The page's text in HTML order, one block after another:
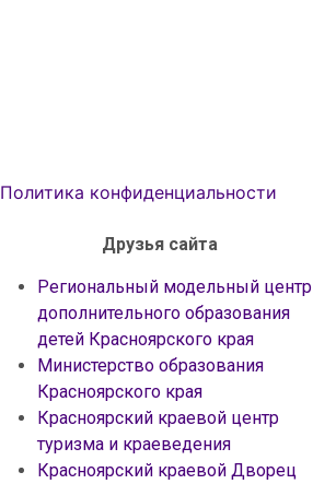
Политика конфиденциальности
Друзья сайта
Региональный модельный центр
дополнительного образования
детей Красноярского края
Министерство образования
Красноярского края
Красноярский краевой центр
туризма и краеведения
Красноярский краевой Дворец